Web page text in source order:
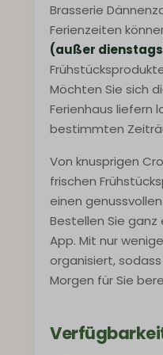
Brasserie
Ferienzeiten
(außer
Möchten Sie sich
Ferienhaus liefern
bestimmten
Von knusprigen
frischen
einen
Bestellen Sie
App. Mit nur
organisiert,
Morgen für Sie